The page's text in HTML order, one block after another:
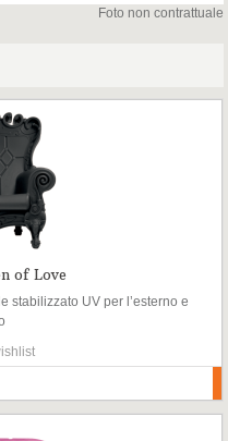
Foto non contrattuale
of Love
stabilizzato UV per l’esterno e